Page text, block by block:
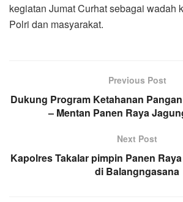
kegiatan Jumat Curhat sebagai wadah
Polri dan masyarakat.
Previous Post
Dukung Program Ketahanan
– Mentan Panen Raya
Next Post
Kapolres Takalar pimpin Panen
di Balangngasana